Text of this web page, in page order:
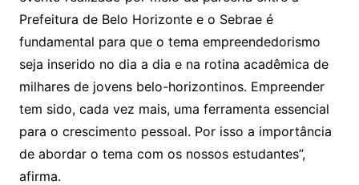
Prefeitura de Belo Horizonte e o Sebrae é
fundamental para que o tema empreendedorismo
seja inserido no dia a dia e na rotina acadêmica de
milhares de jovens belo-horizontinos. Empreender
tem sido, cada vez mais, uma ferramenta essencial
para o crescimento pessoal. Por isso a importância
de abordar o tema com os nossos estudantes”,
afirma.